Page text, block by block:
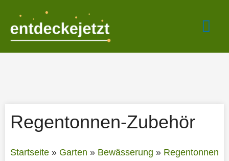
springen
Regentonnen-Zubehör
Startseite» Garten » Bewässerung » Regentonnen